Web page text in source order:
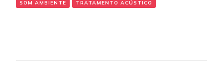
SOM AMBIENTE TRATAMENTO ACÚSTICO